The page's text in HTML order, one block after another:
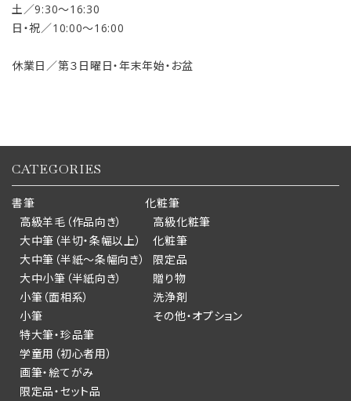
土／9:30〜16:30
日・祝／10:00〜16:00
休業日／第３日曜日・年末年始・お盆
CATEGORIES
書筆
高級羊毛（作品向き）
大中筆（半切・条幅以上）
大中筆（半紙～条幅向き）
大中小筆（半紙向き）
小筆（面相系）
小筆
特大筆・珍品筆
学童用（初心者用）
画筆・絵てがみ
限定品・セット品
化粧筆
高級化粧筆
化粧筆
限定品
贈り物
洗浄剤
その他・オプション